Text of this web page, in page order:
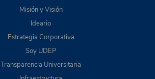
Misión y Visión
Ideario
Estrategia Corporativa
Soy UDEP
Transparencia Universitaria